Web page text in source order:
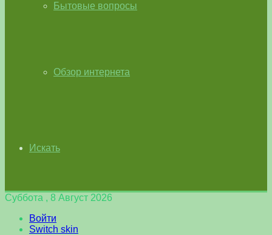
Бытовые вопросы
Обзор интернета
Искать
Суббота , 8 Август 2026
Войти
Switch skin